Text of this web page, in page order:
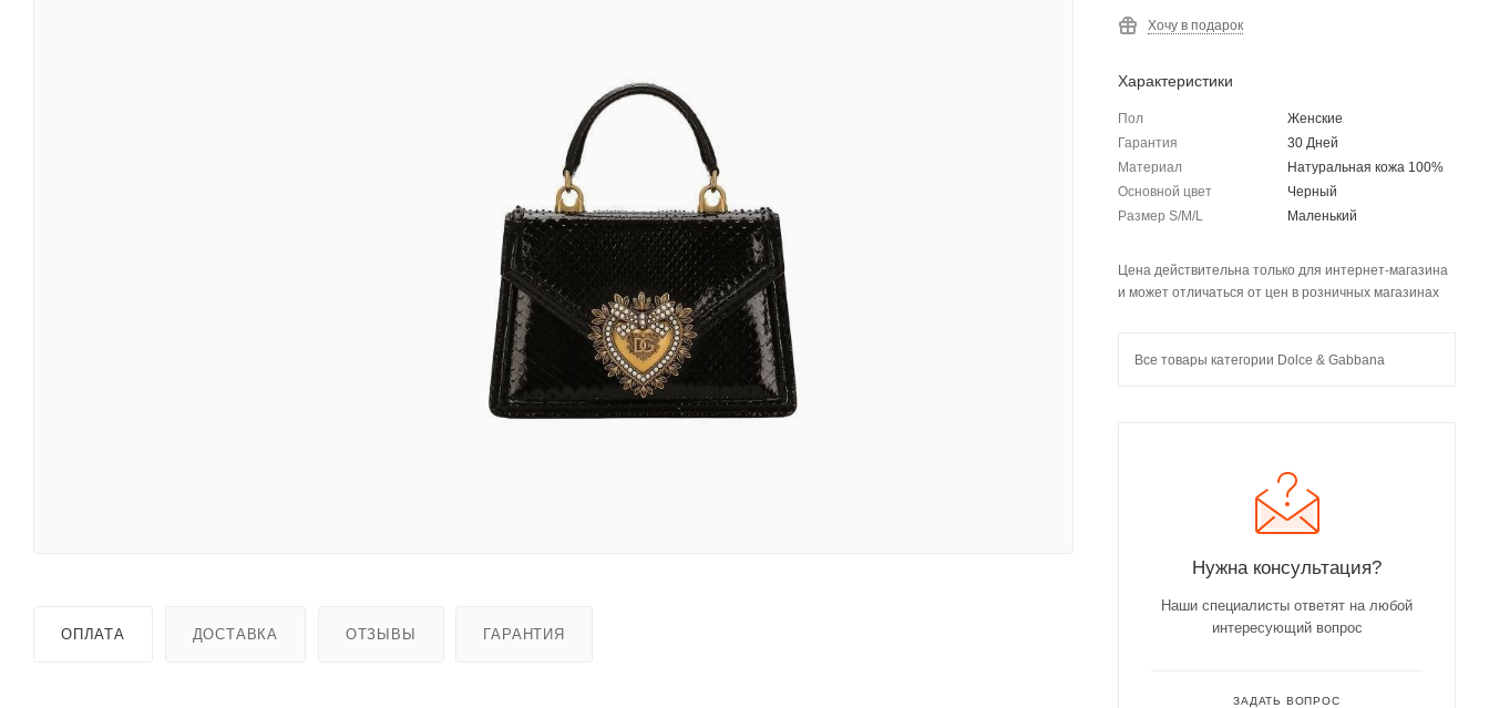
ОПЛАТА ДОСТАВКА ОТЗЫВЫ ГАРАНТИЯ
Хочу в подарок
Характеристики
Пол
Женские
Гарантия
30 Дней
Материал
Натуральная кожа 100%
Основной цвет
Черный
Размер S/M/L
Маленький
Цена действительна только для интернет-магазина
и может отличаться от цен в розничных магазинах
Все товары категории Dolce & Gabbana
Нужна консультация?
Наши специалисты ответят на любой
интересующий вопрос
ЗАДАТЬ ВОПРОС